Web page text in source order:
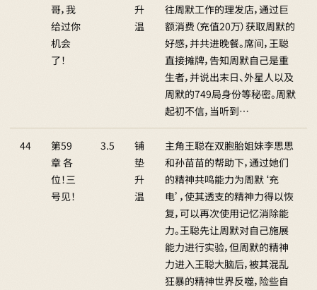
哥，我
给过你
机会
了！
升
温
往周默工作的理发店，通过巨
额消费（充值20万）获取周默的
好感，并共进晚餐。席间，王聪
直接摊牌，告知周默自己是重
生者，并说出末日、外星人以及
周默的749局身份等秘密。周默
起初不信，当听到…
44
第59
章 各
位！三
号见！
3.5
铺
垫
升
温
主角王聪在双胞胎姐妹李思思
和孙苗苗的帮助下，通过她们
的精神共鸣能力为周默‘充
电’，使其透支的精神力得以恢
复，可以再次使用记忆消除能
力。王聪先让周默对自己施展
能力进行实验，但周默的精神
力进入王聪大脑后，被其混乱
狂暴的精神世界反噬，险些自